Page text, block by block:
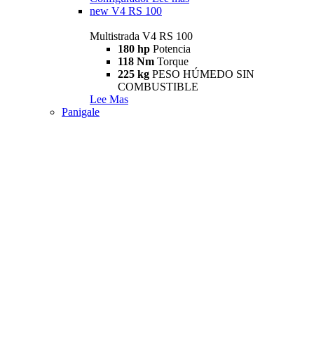
new V4 RS 100
Multistrada V4 RS 100
180 hp Potencia
118 Nm Torque
225 kg PESO HÚMEDO SIN
COMBUSTIBLE
Lee Mas
Panigale